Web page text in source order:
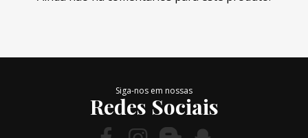
Siga-nos em nossas
Redes Sociais